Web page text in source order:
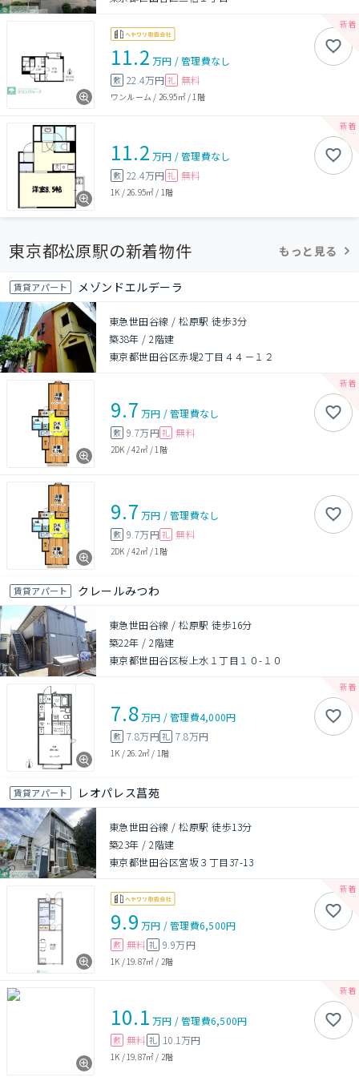
11.2 万円 /管理費なし
敷 22.4万円 礼 無料
ワンルーム / 26.95㎡/1階
11.2 万円 /管理費なし
敷 22.4万円 礼 無料
1K / 26.95㎡ / 1階
東京都松原駅の新着物件 もっと見る
賃貸アパート メゾンドエルデーラ
東急世田谷線 / 松原駅 徒歩3分
築38年 /2階建
東京都世田谷区赤堤2丁目４４－１２
9.7 万円 /管理費なし
敷 9.7万円 礼 無料
2DK /42㎡/ 1階
9.7 万円 /管理費なし
敷 9.7万円 礼 無料
2DK /42㎡/ 1階
賃貸アパート クレールみつわ
東急世田谷線 / 松原駅 徒歩16分
築22年 /2階建
東京都世田谷区桜上水１丁目１０-１０
7.8万円 /管理費4,000円
敷 7.8万円礼 7.8万円
1K / 26.2㎡ / 1階
賃貸アパート レオパレス菖苑
東急世田谷線 / 松原駅 徒歩13分
築23年 /2階建
東京都世田谷区宮坂３丁目37-13
9.9 万円 /管理費6,500円
敷 無料 礼 9.9万円
1K /19.87㎡ / 2階
10.1 万円 /管理費6,500円
敷 無料 礼 10.1万円
1K / 19.87㎡ / 2階